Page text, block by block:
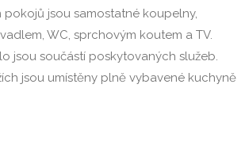
pokojů jsou samostatné koupelny,
WC, sprchovým koutem a TV.
jsou součástí poskytovaných služeb.
jsou umístěny plně vybavené kuchyně